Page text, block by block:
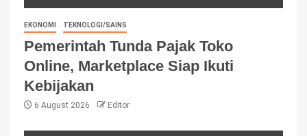
EKONOMI TEKNOLOGI/SAINS
Pemerintah Tunda Pajak Toko
Online, Marketplace Siap Ikuti
Kebijakan
6 August 2026 Editor